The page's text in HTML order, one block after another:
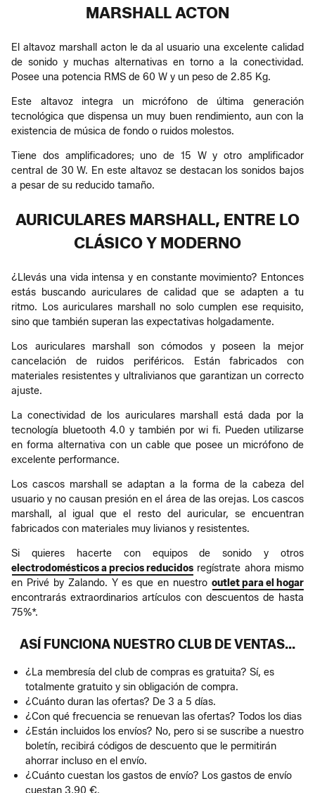
MARSHALL ACTON
El altavoz marshall acton le da al usuario una excelente calidad
de sonido y muchas alternativas en torno a la conectividad.
Posee una potencia RMS de 60 W y un peso de 2.85 Kg.
Este altavoz integra un micrófono de última generación
tecnológica que dispensa un muy buen rendimiento, aun con la
existencia de música de fondo o ruidos molestos.
Tiene dos amplificadores; uno de 15 W y otro amplificador
central de 30 W. En este altavoz se destacan los sonidos bajos
a pesar de su reducido tamaño.
AURICULARES MARSHALL, ENTRE LO
CLÁSICO Y MODERNO
¿Llevás una vida intensa y en constante movimiento? Entonces
estás buscando auriculares de calidad que se adapten a tu
ritmo. Los auriculares marshall no solo cumplen ese requisito,
sino que también superan las expectativas holgadamente.
Los auriculares marshall son cómodos y poseen la mejor
cancelación de ruidos periféricos. Están fabricados con
materiales resistentes y ultralivianos que garantizan un correcto
ajuste.
La conectividad de los auriculares marshall está dada por la
tecnología bluetooth 4.0 y también por wi fi. Pueden utilizarse
en forma alternativa con un cable que posee un micrófono de
excelente performance.
Los cascos marshall se adaptan a la forma de la cabeza del
usuario y no causan presión en el área de las orejas. Los cascos
marshall, al igual que el resto del auricular, se encuentran
fabricados con materiales muy livianos y resistentes.
Si quieres hacerte con equipos de sonido y otros
electrodomésticos a precios reducidos regístrate ahora mismo
en Privé by Zalando. Y es que en nuestro outlet para el hogar
encontrarás extraordinarios artículos con descuentos de hasta
75%*.
ASÍ FUNCIONA NUESTRO CLUB DE VENTAS...
¿La membresía del club de compras es gratuita? Sí, es
totalmente gratuito y sin obligación de compra.
¿Cuánto duran las ofertas? De 3 a 5 días.
¿Con qué frecuencia se renuevan las ofertas? Todos los dias
¿Están incluidos los envíos? No, pero si se suscribe a nuestro
boletín, recibirá códigos de descuento que le permitirán
ahorrar incluso en el envío.
¿Cuánto cuestan los gastos de envío? Los gastos de envío
cuestan 3,90 €.